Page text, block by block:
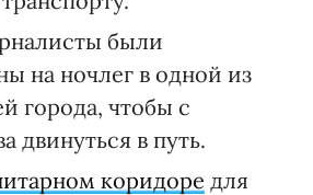
были
на ночлег в одной из
города, чтобы с
двинуться в путь.
коридоре для